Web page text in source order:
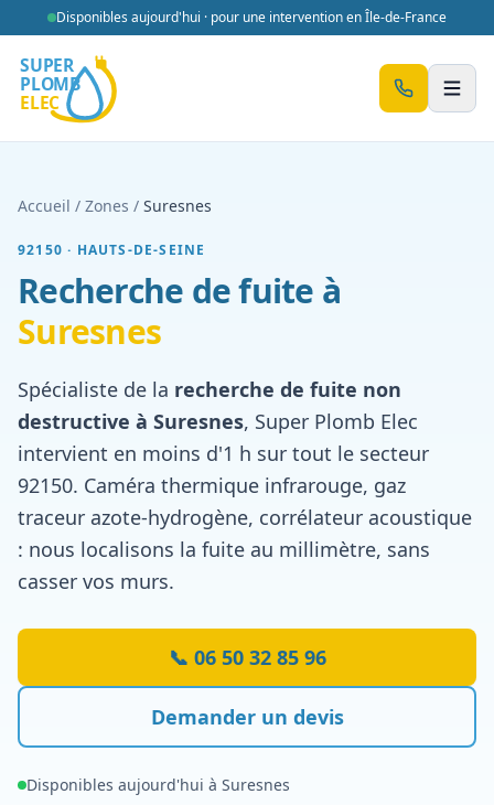
Aller au contenu
Disponibles aujourd'hui · pour une intervention en Île-de-France
Accueil / Zones / Suresnes
92150 · HAUTS-DE-SEINE
Recherche de fuite à
Suresnes
Spécialiste de la recherche de fuite non
destructive à Suresnes, Super Plomb Elec
intervient en moins d'1 h sur tout le secteur
92150. Caméra thermique infrarouge, gaz
traceur azote-hydrogène, corrélateur acoustique
: nous localisons la fuite au millimètre, sans
casser vos murs.
📞 06 50 32 85 96
Demander un devis
Disponibles aujourd'hui à Suresnes